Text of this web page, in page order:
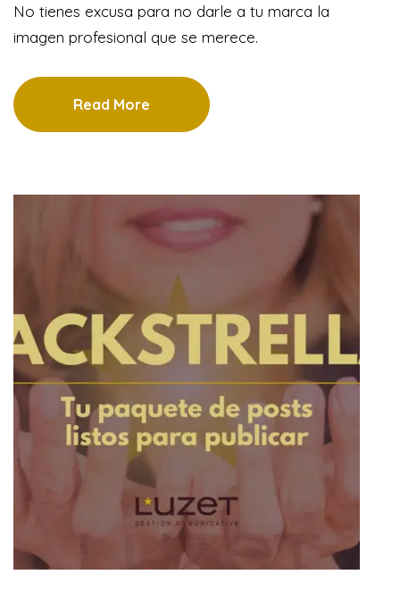
No tienes excusa para no darle a tu marca la
imagen profesional que se merece.
Read More